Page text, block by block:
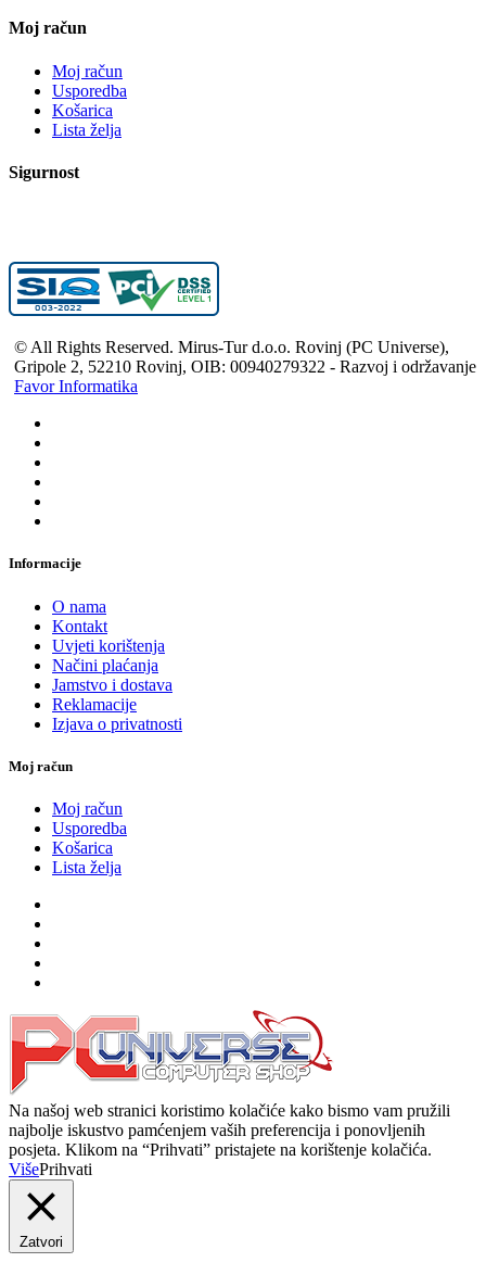
Moj račun
Moj račun
Usporedba
Košarica
Lista želja
Sigurnost
© All Rights Reserved. Mirus-Tur d.o.o. Rovinj (PC Universe),
Gripole 2, 52210 Rovinj, OIB: 00940279322 - Razvoj i održavanje
Favor Informatika
Informacije
O nama
Kontakt
Uvjeti korištenja
Načini plaćanja
Jamstvo i dostava
Reklamacije
Izjava o privatnosti
Moj račun
Moj račun
Usporedba
Košarica
Lista želja
Na našoj web stranici koristimo kolačiće kako bismo vam pružili
najbolje iskustvo pamćenjem vaših preferencija i ponovljenih
posjeta. Klikom na “Prihvati” pristajete na korištenje kolačića.
VišePrihvati
Zatvori